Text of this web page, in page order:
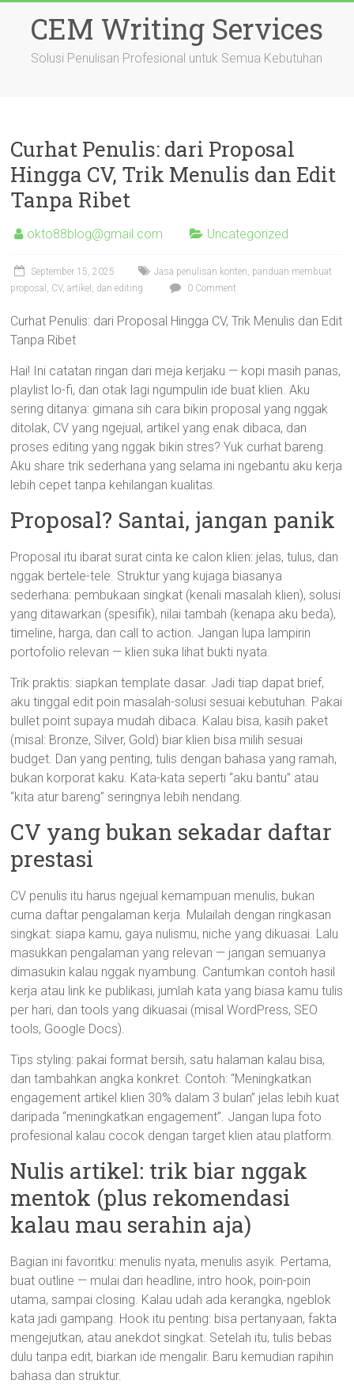
contentCEM Writing Services
Solusi Penulisan Profesional untuk Semua Kebutuhan
Curhat Penulis: dari Proposal
Hingga CV, Trik Menulis dan Edit
Tanpa Ribet
okto88blog@gmail.com Uncategorized
September 15, 2025
Jasa penulisan konten, panduan membuat
proposal, CV, artikel, dan editing
0 Comment
Curhat Penulis: dari Proposal Hingga CV, Trik Menulis dan Edit
Tanpa Ribet
Hai! Ini catatan ringan dari meja kerjaku — kopi masih panas,
playlist lo-fi, dan otak lagi ngumpulin ide buat klien. Aku
sering ditanya: gimana sih cara bikin proposal yang nggak
ditolak, CV yang ngejual, artikel yang enak dibaca, dan
proses editing yang nggak bikin stres? Yuk curhat bareng.
Aku share trik sederhana yang selama ini ngebantu aku kerja
lebih cepet tanpa kehilangan kualitas.
Proposal? Santai, jangan panik
Proposal itu ibarat surat cinta ke calon klien: jelas, tulus, dan
nggak bertele-tele. Struktur yang kujaga biasanya
sederhana: pembukaan singkat (kenali masalah klien), solusi
yang ditawarkan (spesifik), nilai tambah (kenapa aku beda),
timeline, harga, dan call to action. Jangan lupa lampirin
portofolio relevan — klien suka lihat bukti nyata.
Trik praktis: siapkan template dasar. Jadi tiap dapat brief,
aku tinggal edit poin masalah-solusi sesuai kebutuhan. Pakai
bullet point supaya mudah dibaca. Kalau bisa, kasih paket
(misal: Bronze, Silver, Gold) biar klien bisa milih sesuai
budget. Dan yang penting, tulis dengan bahasa yang ramah,
bukan korporat kaku. Kata-kata seperti “aku bantu” atau
“kita atur bareng” seringnya lebih nendang.
CV yang bukan sekadar daftar
prestasi
CV penulis itu harus ngejual kemampuan menulis, bukan
cuma daftar pengalaman kerja. Mulailah dengan ringkasan
singkat: siapa kamu, gaya nulismu, niche yang dikuasai. Lalu
masukkan pengalaman yang relevan — jangan semuanya
dimasukin kalau nggak nyambung. Cantumkan contoh hasil
kerja atau link ke publikasi, jumlah kata yang biasa kamu tulis
per hari, dan tools yang dikuasai (misal WordPress, SEO
tools, Google Docs).
Tips styling: pakai format bersih, satu halaman kalau bisa,
dan tambahkan angka konkret. Contoh: “Meningkatkan
engagement artikel klien 30% dalam 3 bulan” jelas lebih kuat
daripada “meningkatkan engagement”. Jangan lupa foto
profesional kalau cocok dengan target klien atau platform.
Nulis artikel: trik biar nggak
mentok (plus rekomendasi
kalau mau serahin aja)
Bagian ini favoritku: menulis nyata, menulis asyik. Pertama,
buat outline — mulai dari headline, intro hook, poin-poin
utama, sampai closing. Kalau udah ada kerangka, ngeblok
kata jadi gampang. Hook itu penting: bisa pertanyaan, fakta
mengejutkan, atau anekdot singkat. Setelah itu, tulis bebas
dulu tanpa edit, biarkan ide mengalir. Baru kemudian rapihin
bahasa dan struktur.